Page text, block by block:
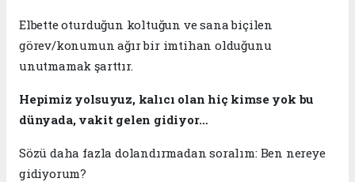
Elbette oturduğun koltuğun ve sana biçilen
görev/konumun ağır bir imtihan olduğunu
unutmamak şarttır.
Hepimiz yolsuyuz, kalıcı olan hiç kimse yok bu
dünyada, vakit gelen gidiyor…
​Sözü daha fazla dolandırmadan soralım: Ben nereye
gidiyorum?